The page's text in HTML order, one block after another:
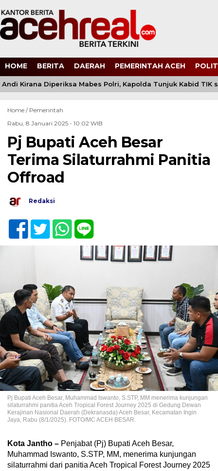
HOME BERITA DAERAH PEMERINTAH ACEH
Kirana Diperiksa Mabes Polri, Kapolda Tunjuk Kabid TIK
Home / Pemerintah
Rabu, 8 Januari 2025 - 10:02 WIB
Pj Bupati Aceh Besar
Terima Silaturrahmi Panitia
Offroad
Redaksi
Pj Bupati Aceh Besar, Muhammad Iswanto, S.STP, MM menerima kunjungan
silaturrahmi panitia Aceh Tropical Forest Journey 2025 di Gedung Dewan
Kerajinan Nasional Daerah (Dekranasda) Aceh Besar, Kecamatan Ingin
Jaya, Rabu (8/1/2025). FOTO/MC ACEH BESAR.
Kota Jantho – Penjabat (Pj) Bupati Aceh Besar,
Muhammad Iswanto, S.STP, MM, menerima kunjungan
silaturrahmi dari panitia Aceh Tropical Forest Journey 2025